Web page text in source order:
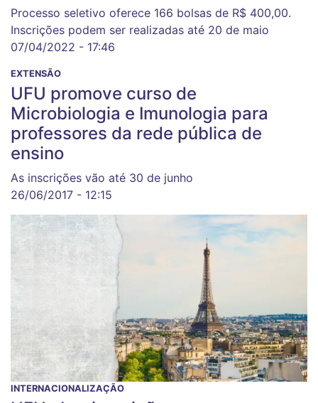
Processo seletivo oferece 166 bolsas de R$ 400,00.
Inscrições podem ser realizadas até 20 de maio
07/04/2022 - 17:46
EXTENSÃO
UFU promove curso de
Microbiologia e Imunologia para
professores da rede pública de
ensino
As inscrições vão até 30 de junho
26/06/2017 - 12:15
INTERNACIONALIZAÇÃO